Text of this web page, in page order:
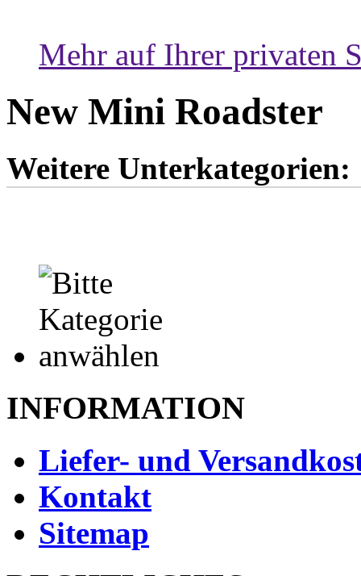
Mehr auf Ihrer privaten
New Mini Roadster
Weitere Unterkategorien:
INFORMATION
Liefer- und
Kontakt
Sitemap